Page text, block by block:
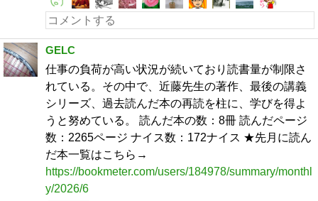
GELC
仕事の負荷が高い状況が続いており読書量が制限さ
れている。その中で、近藤先生の著作、最後の講義
シリーズ、過去読んだ本の再読を柱に、学びを得よ
うと努めている。 読んだ本の数：8冊 読んだページ
数：2265ページ ナイス数：172ナイス ★先月に読ん
だ本一覧はこちら→
https://bookmeter.com/users/184978/summary/monthl
y/2026/6